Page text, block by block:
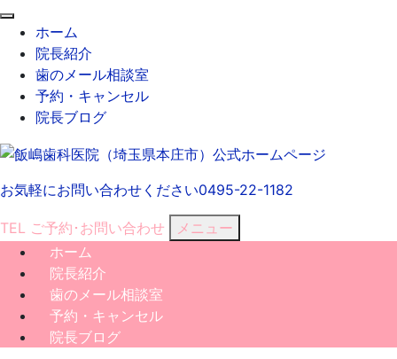
ホーム
院長紹介
歯のメール相談室
予約・キャンセル
院長ブログ
お気軽にお問い合わせください0495-22-1182
TEL ご予約･ お問い合わせ
メニュー
ホーム
院長紹介
歯のメール相談室
予約・キャンセル
院長ブログ